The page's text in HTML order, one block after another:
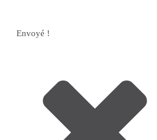
Envoyé !